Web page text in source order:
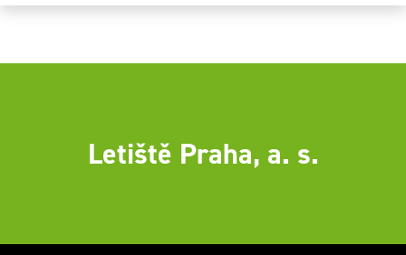
Letiště Praha, a. s.